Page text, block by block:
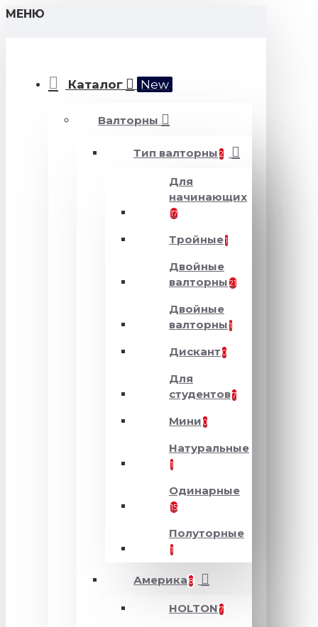
МЕНЮ
Каталог New
Валторны
Тип валторны 2
Для
начинающих
17
Тройные1
Двойные
валторны 21
Двойные
валторны 1
Дискант 0
Для
студентов7
Мини 0
Натуральные
1
Одинарные
15
Полуторные
1
Америка 8
HOLTON 7